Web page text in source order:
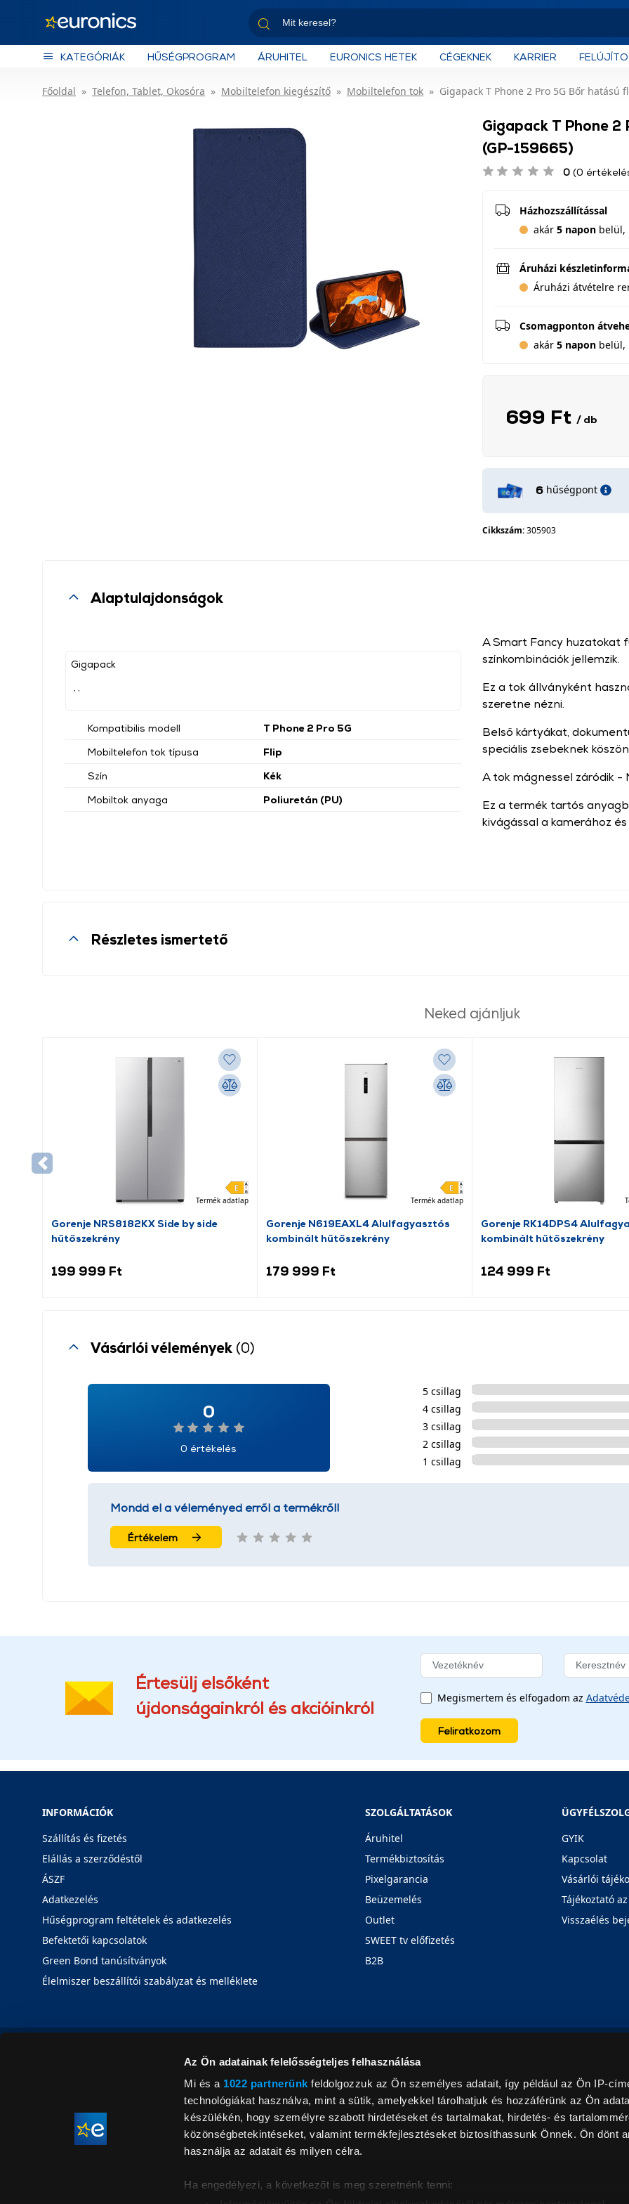
Az Ön adatainak felelősségteljes felhasználása
Mi és a 1022 partnerünk feldolgozzuk az Ön személyes adatait, így például az Ön IP-
technológiákat használva, mint a sütik, amelyekkel tárolhatjuk és hozzáférünk az Ön
készülékén, hogy személyre szabott hirdetéseket és tartalmakat, hirdetés- és
közönségbetekintéseket, valamint termékfejlesztéseket biztosíthassunk Önnek. Ön dönt
használja az adatait és milyen célra.
Ha engedélyezi, a következőt is meg szeretnénk tenni:
KATEGÓRIÁK HŰSÉGPROGRAM ÁRUHITEL EURONICS HETEK CÉGEKNEK KARRIER
Főoldal Telefon, Tablet, Okosóra Mobiltelefon kiegészítő Mobiltelefon tok Gigapack T Phone 2 Pro 5G Bőr hatású
Gigapack T Phone
(GP-159665)
0 (0
Házhozszállítással
akár 5 napon belül,
Áruházi
Áruházi átvételre
Csomagponton
akár 5 napon belül,
699 Ft / db
6 hűségpont
Cikkszám:305903
Alaptulajdonságok
Gigapack
Kompatibilis modell
T Phone 2 Pro 5G
Mobiltelefon tok típusa
Flip
Szín
Kék
Mobiltok anyaga
Poliuretán (PU)
A Smart Fancy huzatokat
színkombinációk jellemzik.
Ez a tok állványként
szeretne nézni.
Belső kártyákat,
speciális zsebeknek
A tok mágnessel záródik -
Ez a termék tartós
kivágással a kamerához
Részletes ismertető
Neked ajánljuk
Termék adatlap
Gorenje NRS8182KX Side by side
hűtőszekrény
199 999 Ft
Termék adatlap
Gorenje N619EAXL4 Alulfagyasztós
kombinált hűtőszekrény
179 999 Ft
Gorenje RK14DPS4
kombinált hűtőszekrény
124 999 Ft
Vásárlói vélemények (0)
0
0 értékelés
5 csillag
4 csillag
3 csillag
2 csillag
1 csillag
Mondd el a véleményed erről a termékről!
Értékelem
Értesülj elsőként
újdonságainkról és akcióinkról
Megismertem és elfogadom az
Feliratkozom
INFORMÁCIÓK
Szállítás és fizetés
Elállás a szerződéstől
ÁSZF
Adatkezelés
Hűségprogram feltételek és adatkezelés
Befektetői kapcsolatok
Green Bond tanúsítványok
Élelmiszer beszállítói szabályzat és melléklete
SZOLGÁLTATÁSOK
Áruhitel
Termékbiztosítás
Pixelgarancia
Beüzemelés
Outlet
SWEET tv előfizetés
B2B
GYIK
Kapcsolat
Vásárlói
Tájékoztató
Visszaélés
© 2026. Minden jog fenntartva! Euronics Műszaki Áruházlánc